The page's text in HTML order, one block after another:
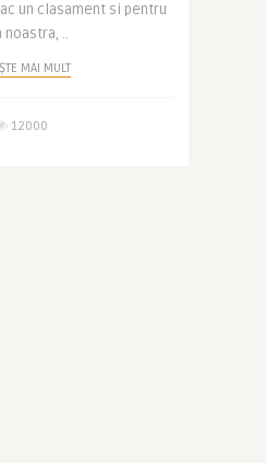
un clasament si pentru
noastra, ..
MAI MULT
12000